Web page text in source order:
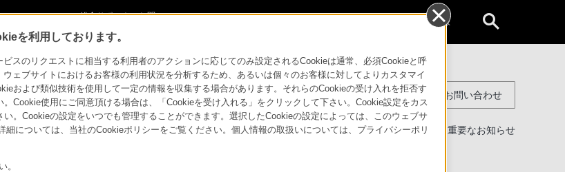
総合サポート・お問
個人のお客様
コンスーマー製品に関するお問い合わせ
製品に関する重要なお知らせ
を利用しております。
スのリクエストに相当する利用者のアクションに応じてのみ設定されるCookieは通常、必須Cookieと呼
ェブサイトにおけるお客様の利用状況を分析するため、あるいは個々のお客様に対してよりカスタマイ
および類似技術を使用して一定の情報を収集する場合があります。それらのCookieの受け入れを拒否す
Cookie使用にご同意頂ける場合は、「Cookieを受け入れる」をクリックして下さい。Cookie設定をカス
。Cookieの設定をいつでも管理することができます。選択したCookieの設定によっては、このウェブサ
については、当社のCookieポリシーをご覧ください。個人情報の取扱いについては、プライバシーポリ
。